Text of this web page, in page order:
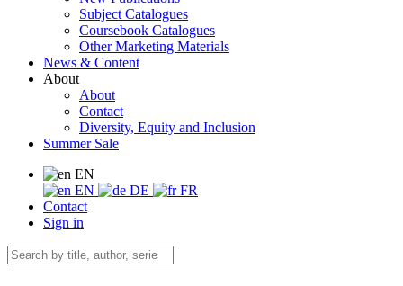
Subject Catalogues
Coursebook Catalogues
Other Marketing Materials
News & Content
About
About
Contact
Diversity, Equity and Inclusion
Summer Sale
EN
EN
DE
FR
Contact
Sign in